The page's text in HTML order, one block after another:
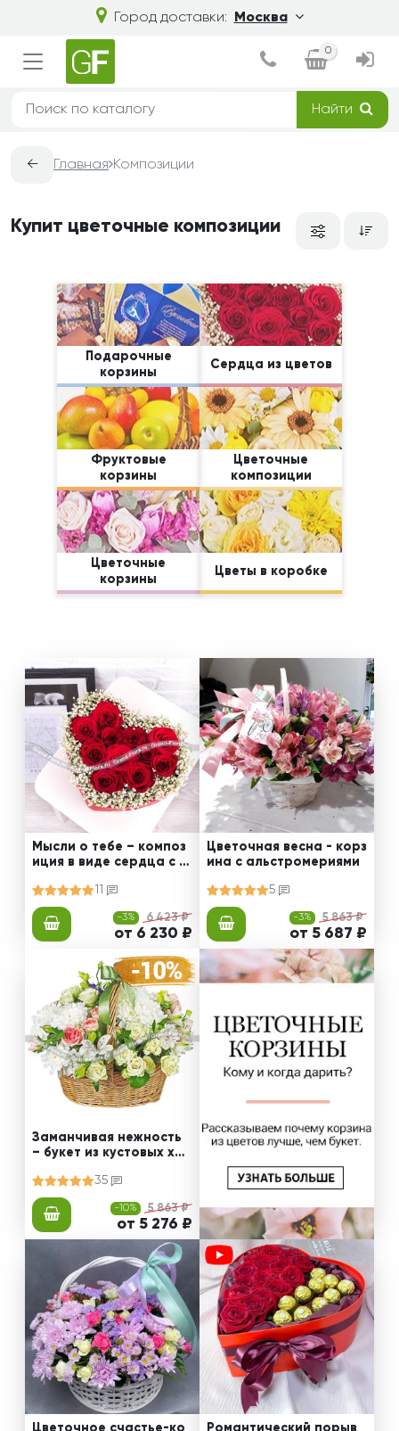
Город доставки: Москва
0
Найти
← Главная Композиции
Купит цветочные композиции
Подарочные
корзины
Сердца из цветов
Фруктовые
корзины
Цветочные
композиции
Цветочные
корзины
Цветы в коробке
Мысли о тебе – композ
иция в виде сердца с к
11
-3% 6 423 ₽
от 6 230 ₽
Цветочная весна - корз
ина с альстромериями
5
-3% 5 863 ₽
от 5 687 ₽
Заманчивая нежность
– букет из кустовых хри
ерий и эустом
35
-10% 5 863 ₽
от 5 276 ₽
Цветочное счастье-ко
Романтический порыв